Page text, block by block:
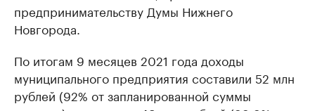
предпринимательству Думы Нижнего
Новгорода.
По итогам 9 месяцев 2021 года доходы
муниципального предприятия составили 52 млн
рублей (92% от запланированной суммы